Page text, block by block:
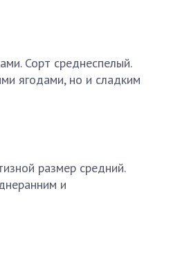
Сорт среднеспелый.
ягодами, но и сладким
размер средний.
и